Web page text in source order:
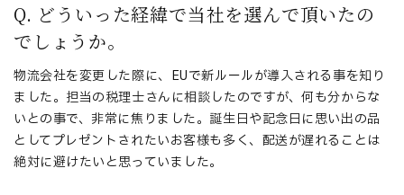
Q. どういった経緯で当社を選んで頂いたの
でしょうか。
物流会社を変更した際に、EUで新ルールが導入される事を知り
ました。担当の税理士さんに相談したのですが、何も分からな
いとの事で、非常に焦りました。誕生日や記念日に思い出の品
としてプレゼントされたいお客様も多く、配送が遅れることは
絶対に避けたいと思っていました。